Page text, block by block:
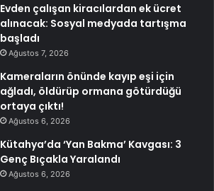
Evden çalışan kiracılardan ek ücret
alınacak: Sosyal medyada tartışma
başladı
Ağustos 7, 2026
Kameraların önünde kayıp eşi için
ağladı, öldürüp ormana götürdüğü
ortaya çıktı!
Ağustos 6, 2026
Kütahya’da ‘Yan Bakma’ Kavgası: 3
Genç Bıçakla Yaralandı
Ağustos 6, 2026